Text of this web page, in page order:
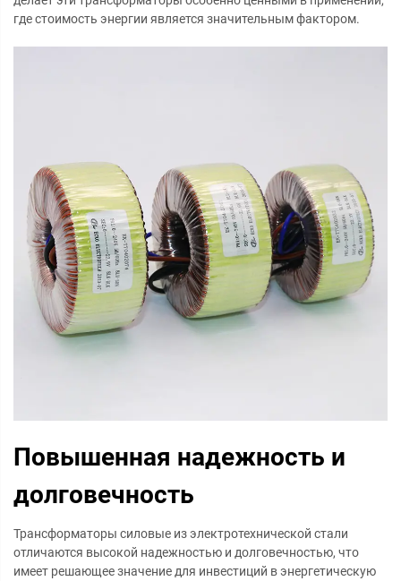
где стоимость энергии является значительным фактором.
Повышенная надежность и
долговечность
Трансформаторы силовые из электротехнической стали
отличаются высокой надежностью и долговечностью, что
имеет решающее значение для инвестиций в энергетическую